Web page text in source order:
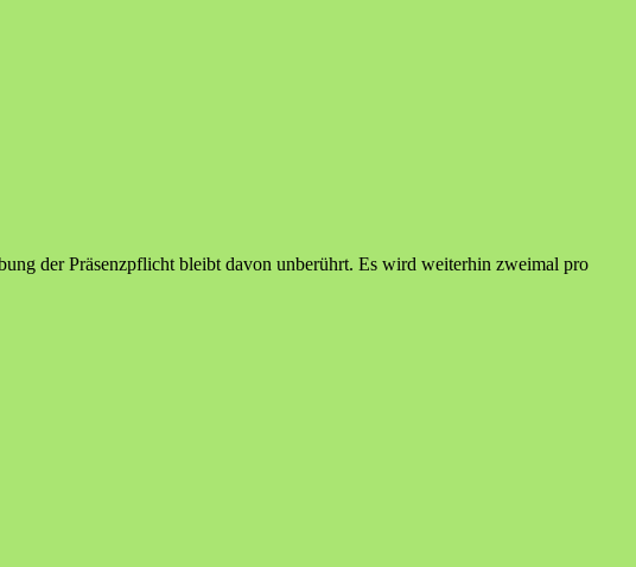
der Präsenzpflicht bleibt davon unberührt. Es wird weiterhin zweimal pro